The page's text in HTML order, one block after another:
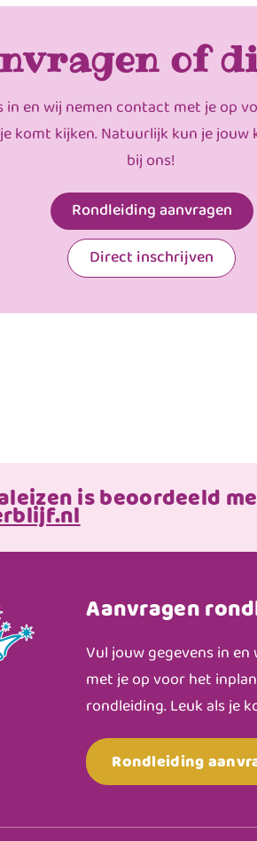
of
in en wij nemen contact met je op
komt kijken. Natuurlijk kun je
bij ons!
Rondleiding aanvragen
Direct inschrijven
is beoordeeld
Aanvragen
Vul jouw gegevens in
met je op voor het
rondleiding. Leuk als je
Rondleiding